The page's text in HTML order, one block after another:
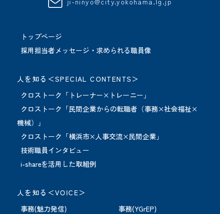
トップページ
採用担当者メッセージ・求められる職員像
人を知る＜SPECIAL CONTENTS＞
クロストーク「トレーナー×トレーニー」
クロストーク「民間企業からの転職者（事務×社会福祉×
機械）」
クロストーク「横浜市×人事交流×民間企業」
技術職員インタビュー
i-shareを活用した取組例
人を知る＜VOICE＞
事務(魅力発信)
事務(YGrEP)